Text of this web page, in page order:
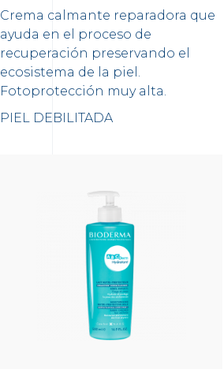
Crema calmante reparadora que
ayuda en el proceso de
recuperación preservando el
ecosistema de la piel.
Fotoprotección muy alta.
PIEL DEBILITADA